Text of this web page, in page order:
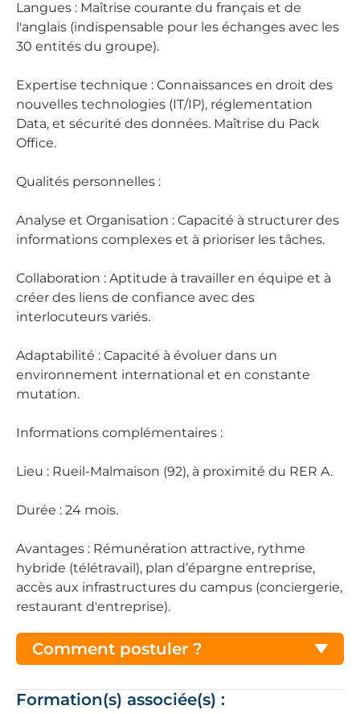
Langues : Maîtrise courante du français et de
l'anglais (indispensable pour les échanges avec les
30 entités du groupe).
Expertise technique : Connaissances en droit des
nouvelles technologies (IT/IP), réglementation
Data, et sécurité des données. Maîtrise du Pack
Office.
Qualités personnelles :
Analyse et Organisation : Capacité à structurer des
informations complexes et à prioriser les tâches.
Collaboration : Aptitude à travailler en équipe et à
créer des liens de confiance avec des
interlocuteurs variés.
Adaptabilité : Capacité à évoluer dans un
environnement international et en constante
mutation.
Informations complémentaires :
Lieu : Rueil-Malmaison (92), à proximité du RER A.
Durée : 24 mois.
Avantages : Rémunération attractive, rythme
hybride (télétravail), plan d’épargne entreprise,
accès aux infrastructures du campus (conciergerie,
restaurant d'entreprise).
Comment postuler ?
Formation(s) associée(s) :